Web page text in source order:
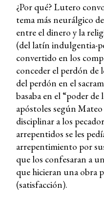
¿Por qué? Lutero
tema más neurálgico
entre el dinero y la
(del latín indulgentia-
convertido en los
conceder el perdón de
del perdón en el
basaba en el “poder de
apóstoles según
disciplinar a los
arrepentidos se les
arrepentimiento por
que los confesaran a
que hicieran una obra
(satisfacción).